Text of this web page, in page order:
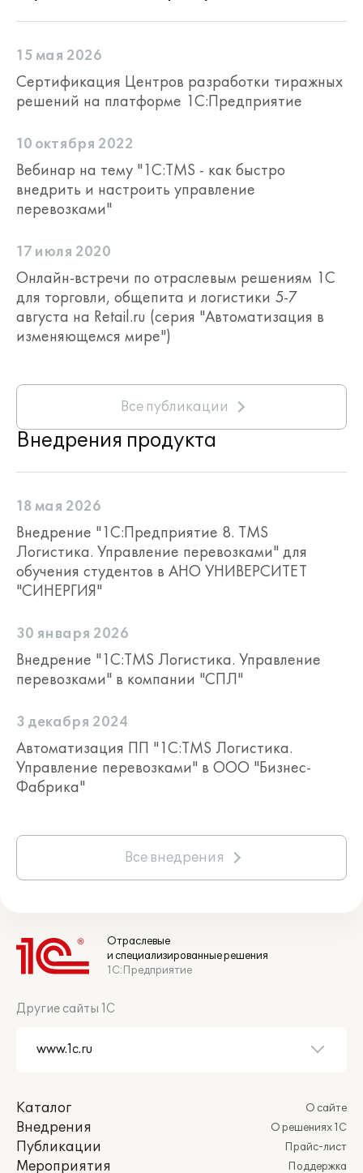
15 мая 2026
Сертификация Центров разработки тиражных
решений на платформе 1С:Предприятие
10 октября 2022
Вебинар на тему "1С:TMS - как быстро
внедрить и настроить управление
перевозками"
17 июля 2020
Онлайн-встречи по отраслевым решениям 1С
для торговли, общепита и логистики 5-7
августа на Retail.ru (серия "Автоматизация в
изменяющемся мире")
Все публикации
Внедрения продукта
18 мая 2026
Внедрение "1С:Предприятие 8. TMS
Логистика. Управление перевозками" для
обучения студентов в АНО УНИВЕРСИТЕТ
"СИНЕРГИЯ"
30 января 2026
Внедрение "1С:TMS Логистика. Управление
перевозками" в компании "СПЛ"
3 декабря 2024
Автоматизация ПП "1С:TMS Логистика.
Управление перевозками" в ООО "Бизнес-
Фабрика"
Все внедрения
Отраслевые
и специализированные решения
1С:Предприятие
Другие сайты 1С
Каталог
Внедрения
Публикации
Мероприятия
О сайте
О решениях 1С
Прайс-лист
Поддержка